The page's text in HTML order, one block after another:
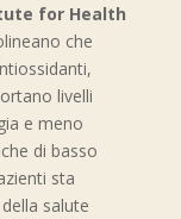
for Health
che
livelli
e meno
di basso
sta
salute